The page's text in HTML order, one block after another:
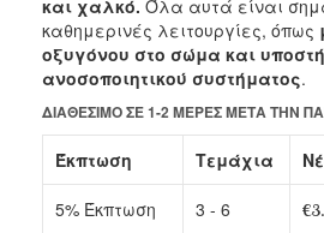
και χαλκό. Όλα αυτά είναι
καθημερινές λειτουργίες, όπως
οξυγόνου στο σώμα και
ανοσοποιητικού συστήματος.
ΔΙΑΘΈΣΙΜΟ ΣΕ 1-2 ΜΈΡΕΣ ΜΕΤΆ ΤΗΝ
Έκπτωση Τεμάχια
5% Έκπτωση 3 - 6 €